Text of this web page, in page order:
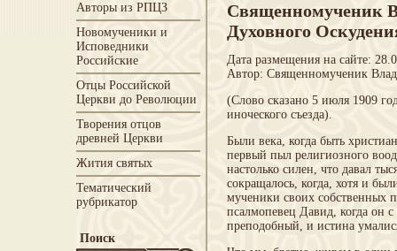
Авторы из РПЦЗ
Новомученики и
Исповедники
Российские
Отцы Российской
Церкви до Революции
Творения отцов
древней Церкви
Жития святых
Тематический
рубрикатор
Поиск
Священномученик
Духовного
Дата размещения на сайте:
Автор: Священномученик
(Слово сказано 5 июля 1909
иноческого съезда).
Были века, когда быть
первый пыл религиозного
настолько силен, что давал
сокращалось, когда, хотя и
мученики своих собственных
псалмопевец Давид, когда он
преподобный, и истина